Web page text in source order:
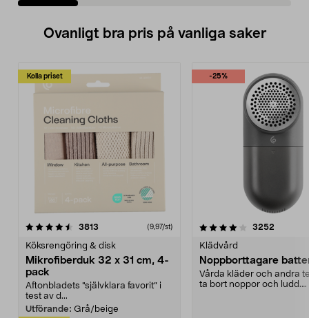
Ovanligt bra pris på vanliga saker
Kolla priset
3813 (9,97/st)
Köksrengöring & disk
Mikrofiberduk 32 x 31 cm, 4-
pack
Aftonbladets "självklara favorit” i
test av d...
Utförande: Grå/beige
-25%
4.0av 5 stjärnor 3252
Klädvård
Noppborttagare
Vårda kläder och andra
ta bort noppor och ludd.
4.5av 5 stjärnor